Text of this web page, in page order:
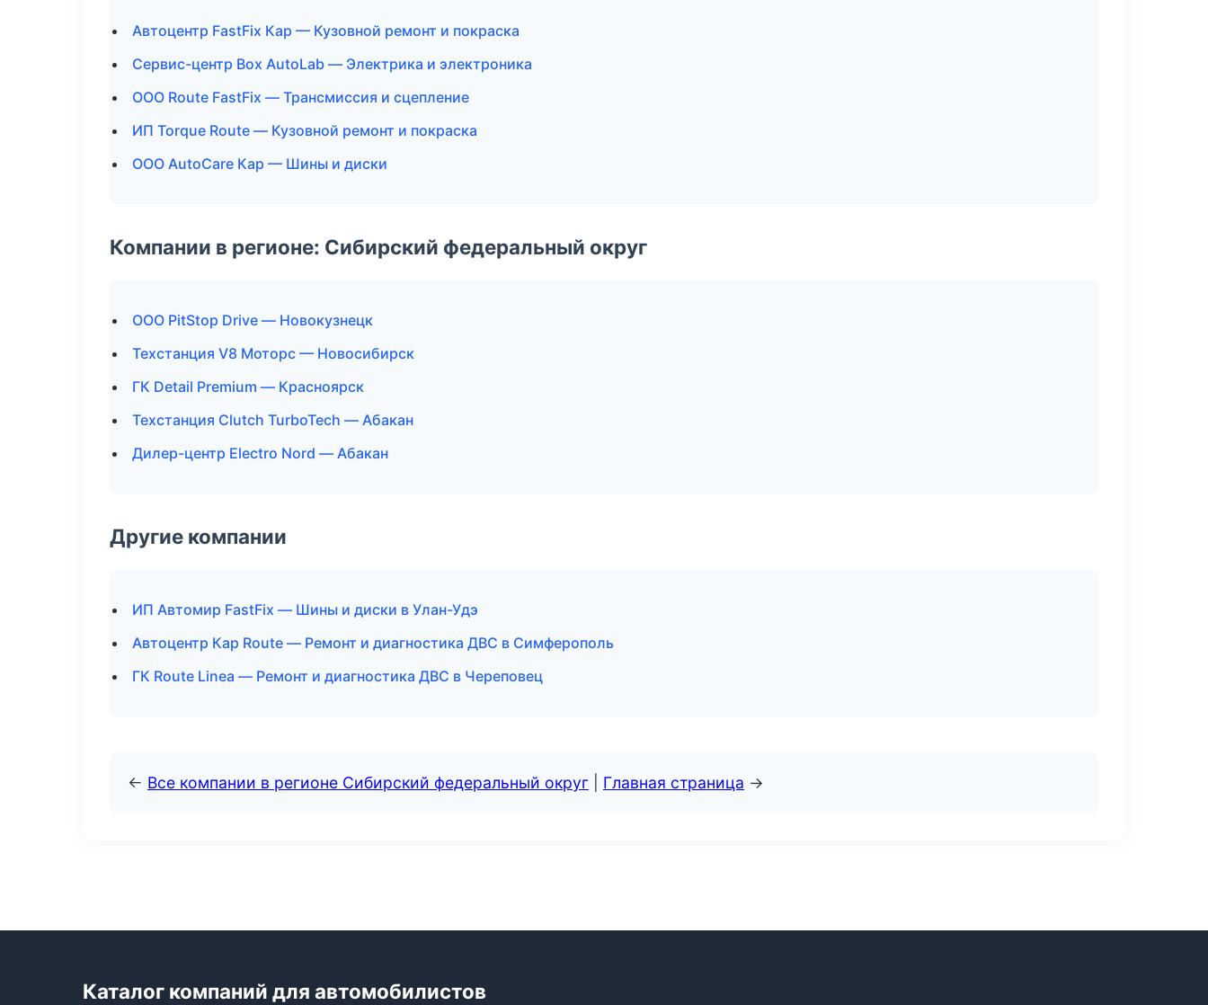
Автоцентр FastFix Кар — Кузовной ремонт и покраска
Сервис-центр Box AutoLab — Электрика и электроника
ООО Route FastFix — Трансмиссия и сцепление
ИП Torque Route — Кузовной ремонт и покраска
ООО AutoCare Кар — Шины и диски
Компании в регионе: Сибирский федеральный округ
ООО PitStop Drive — Новокузнецк
Техстанция V8 Моторс — Новосибирск
ГК Detail Premium — Красноярск
Техстанция Clutch TurboTech — Абакан
Дилер-центр Electro Nord — Абакан
Другие компании
ИП Автомир FastFix — Шины и диски в Улан-Удэ
Автоцентр Кар Route — Ремонт и диагностика ДВС в Симферополь
ГК Route Linea — Ремонт и диагностика ДВС в Череповец
← Все компании в регионе Сибирский федеральный округ Главная страница →
Каталог компаний для автомобилистов